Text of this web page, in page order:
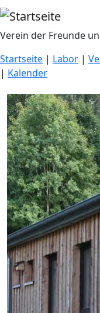
Direkt zum Inhalt
Verein der Freunde
Startseite | Labor |
| Kalender